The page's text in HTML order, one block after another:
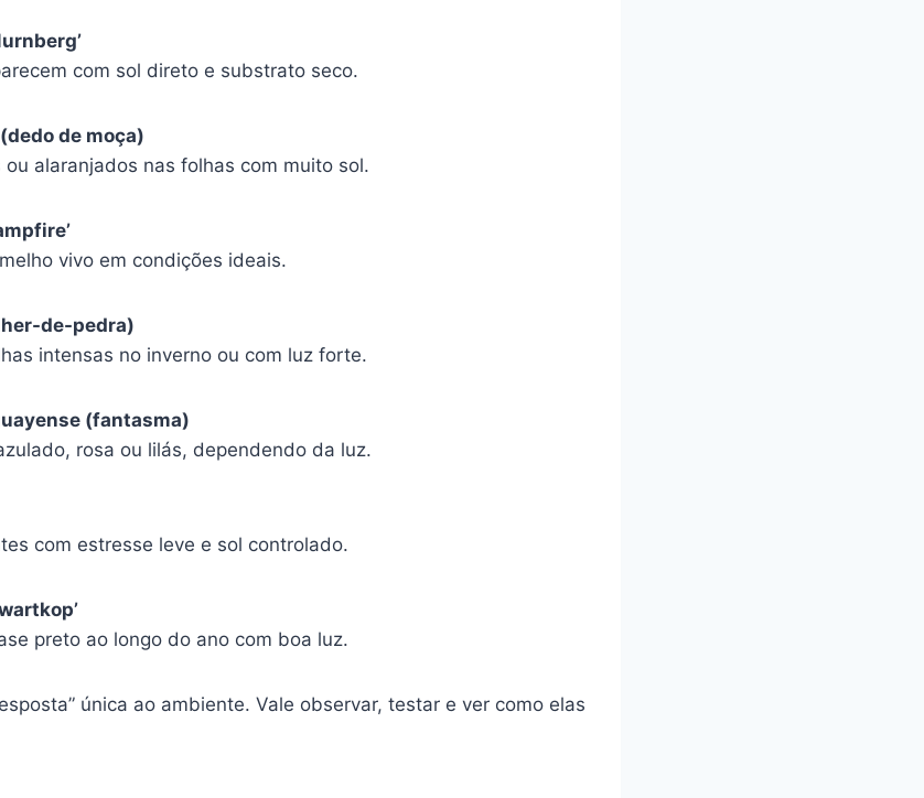
com sol direto e substrato seco.
de moça)
alaranjados nas folhas com muito sol.
vivo em condições ideais.
de-pedra)
intensas no inverno ou com luz forte.
(fantasma)
rosa ou lilás, dependendo da luz.
com estresse leve e sol controlado.
preto ao longo do ano com boa luz.
única ao ambiente. Vale observar, testar e ver como elas